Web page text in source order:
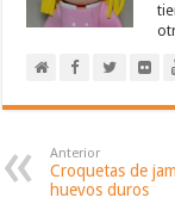
Anterior
Croquetas de
huevos duros